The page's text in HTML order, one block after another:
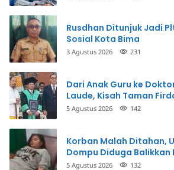
Rusdhan Ditunjuk Jadi
Sosial Kota Bima
3 Agustus 2026 231
Dari Anak Guru ke
Laude, Kisah Taman
5 Agustus 2026 142
Korban Malah Ditahan,
Dompu Diduga Balikkan
Penganiayaan
5 Agustus 2026 132